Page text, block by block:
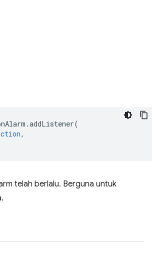
.addListener(
,
telah berlalu. Berguna untuk